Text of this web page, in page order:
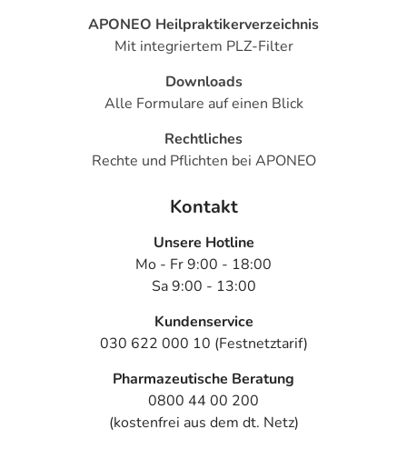
APONEO Heilpraktikerverzeichnis
Mit integriertem PLZ-Filter
Downloads
Alle Formulare auf einen Blick
Rechtliches
Rechte und Pflichten bei APONEO
Kontakt
Unsere Hotline
Mo - Fr 9:00 - 18:00
Sa 9:00 - 13:00
Kundenservice
030 622 000 10 (Festnetztarif)
Pharmazeutische Beratung
0800 44 00 200
(kostenfrei aus dem dt. Netz)